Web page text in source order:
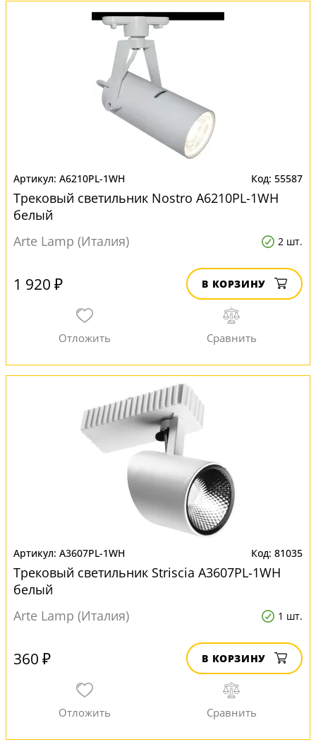
A6210PL-1WH 55587
Трековый светильник Nostro A6210PL-1WH
белый
Arte Lamp (Италия)
2 шт.
1 920 ₽ В КОРЗИНУ
A3607PL-1WH 81035
Трековый светильник Striscia A3607PL-1WH
белый
Arte Lamp (Италия)
1 шт.
360 ₽ В КОРЗИНУ